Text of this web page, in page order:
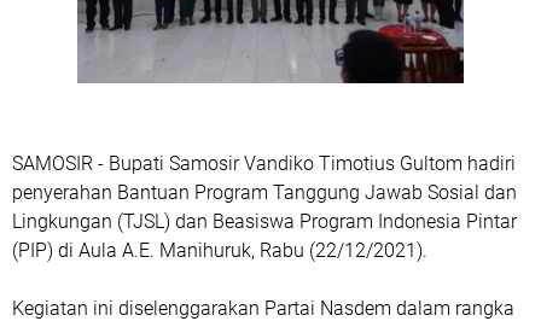
SAMOSIR - Bupati Samosir Vandiko Timotius Gultom hadiri
penyerahan Bantuan Program Tanggung Jawab Sosial dan
Lingkungan (TJSL) dan Beasiswa Program Indonesia Pintar
(PIP) di Aula A.E. Manihuruk, Rabu (22/12/2021).
Kegiatan ini diselenggarakan Partai Nasdem dalam rangka